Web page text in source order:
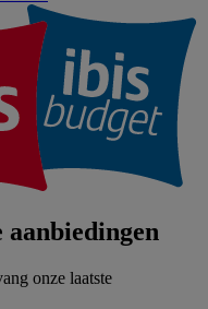
aanbiedingen
onze laatste